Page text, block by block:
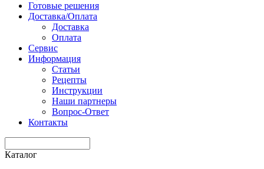
Готовые решения
Доставка/Оплата
Доставка
Оплата
Сервис
Информация
Статьи
Рецепты
Инструкции
Наши партнеры
Вопрос-Ответ
Контакты
Каталог